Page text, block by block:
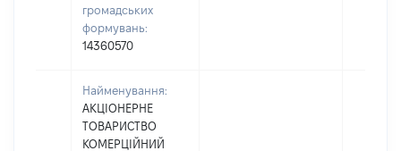
громадських
формувань:
14360570
Найменування:
АКЦІОНЕРНЕ
ТОВАРИСТВО
КОМЕРЦІЙНИЙ